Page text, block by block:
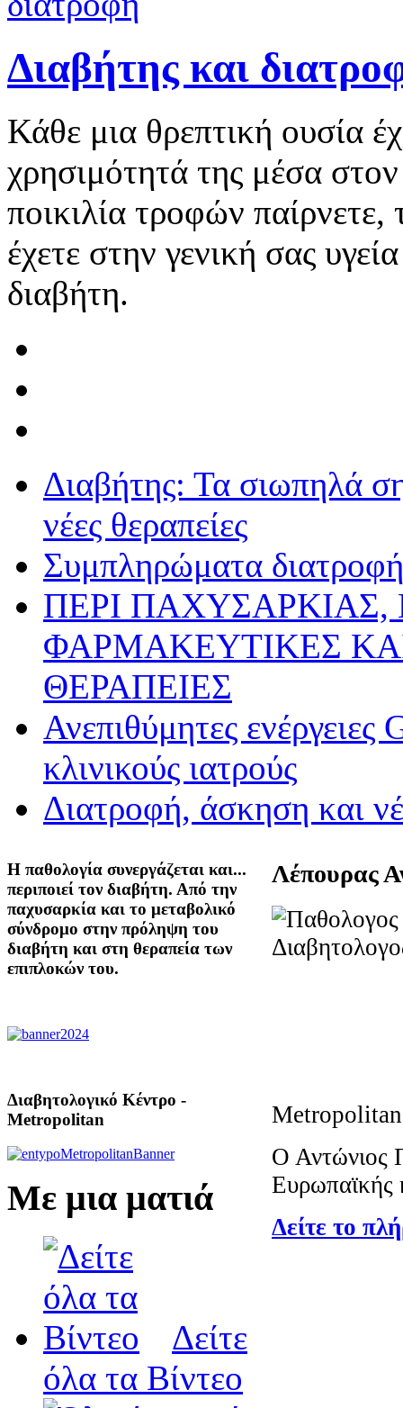
Διαβήτης και
Κάθε μια θρεπτική ουσία
χρησιμότητά της μέσα
ποικιλία τροφών
έχετε στην γενική σας
διαβήτη.
Διαβήτης: Τα σιωπηλά
νέες θεραπείες
Συμπληρώματα
ΠΕΡΙ
ΦΑΡΜΑΚΕΥΤΙΚΕΣ
ΘΕΡΑΠΕΙΕΣ
Ανεπιθύμητες
κλινικούς ιατρούς
Διατροφή, άσκηση και
Λέπουρας
Ο Αντώνιος
Ευρωπαϊκής
Δείτε το
Η παθολογία συνεργάζεται και...
περιποιεί τον διαβήτη. Από την
παχυσαρκία και το μεταβολικό
σύνδρομο στην πρόληψη του
διαβήτη και στη θεραπεία των
επιπλοκών του.
Διαβητολογικό Κέντρο -
Metropolitan
Με μια ματιά
Δείτε
όλα τα Βίντεο